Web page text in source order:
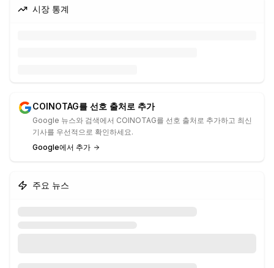
시장 통계
COINOTAG를 선호 출처로 추가
Google 뉴스와 검색에서 COINOTAG를 선호 출처로 추가하고 최신
기사를 우선적으로 확인하세요.
Google에서 추가
주요 뉴스